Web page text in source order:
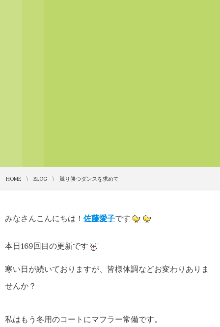
HOME BLOG 競り勝つダンスを求めて
みなさんこんにちは！ 佐藤愛子です
本日169回目の更新です
寒い日が続いておりますが、皆様体調などお変わりありま
せんか？
私はもう冬用のコートにマフラー常備です。